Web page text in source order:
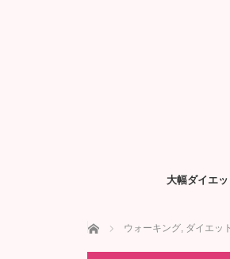
大幅ダイエ
ホーム ウォーキング, ダイエッ